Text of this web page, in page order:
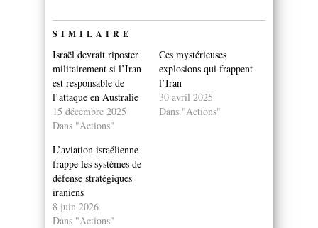
SIMILAIRE
Israël devrait riposter
militairement si l’Iran
est responsable de
l’attaque en Australie
15 décembre 2025
Dans "Actions"
Ces mystérieuses
explosions qui frappent
l’Iran
30 avril 2025
Dans "Actions"
L’aviation israélienne
frappe les systèmes de
défense stratégiques
iraniens
8 juin 2026
Dans "Actions"